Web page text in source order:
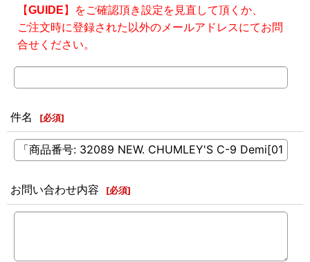
【GUIDE 】をご確認頂き設定を見直して頂くか、
ご注文時に登録された以外のメールアドレスにてお問
合せください。
件名 [必須]
お問い合わせ内容 [必須]